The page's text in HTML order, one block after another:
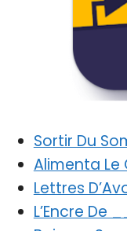
Sortir Du
Alimenta
Lettres
L’Encre De